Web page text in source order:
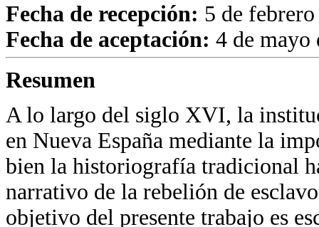
Fecha de recepción: 5 de
Fecha de aceptación: 4 de mayo
Resumen
A lo largo del siglo XVI, la
en Nueva España mediante la
bien la historiografía tradicional
narrativo de la rebelión de
objetivo del presente trabajo es